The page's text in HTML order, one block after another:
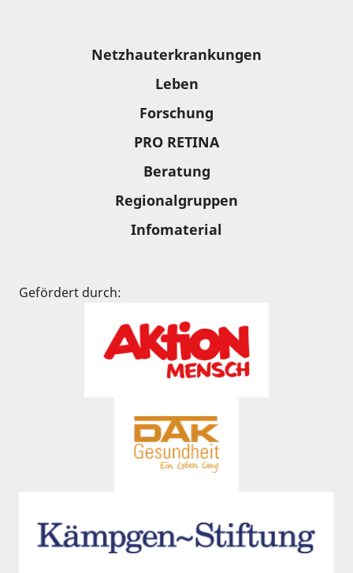
Netzhauterkrankungen
Leben
Forschung
PRO RETINA
Beratung
Regionalgruppen
Infomaterial
Gefördert durch: